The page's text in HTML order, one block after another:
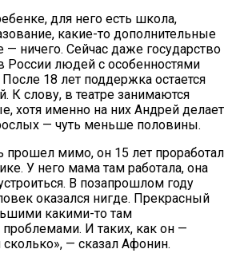
для него есть школа,
какие-то дополнительные
— ничего. Сейчас даже государство
России людей с особенностями
После 18 лет поддержка остается
К слову, в театре занимаются
хотя именно на них Андрей делает
— чуть меньше половины.
прошел мимо, он 15 лет проработал
У него мама там работала, она
В позапрошлом году
оказался нигде. Прекрасный
какими-то там
проблемами. И таких, как он —
— сказал Афонин.